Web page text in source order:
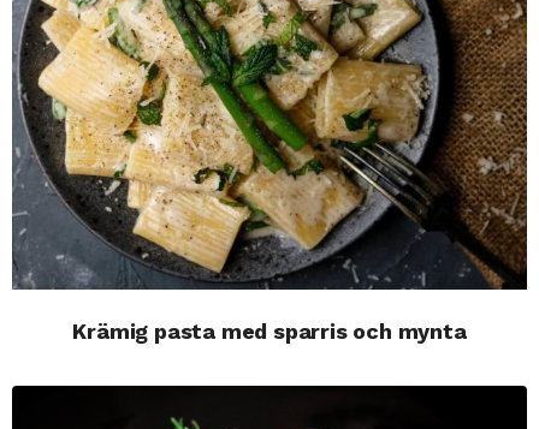
Krämig pasta med sparris och mynta